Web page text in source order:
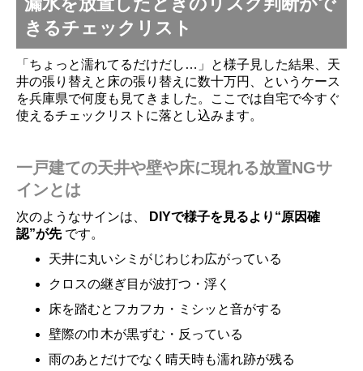
きるチェックリスト
「ちょっと濡れてるだけだし…」と様子見した結果、天
井の張り替えと床の張り替えに数十万円、というケース
を兵庫県で何度も見てきました。ここでは自宅で今すぐ
使えるチェックリストに落とし込みます。
一戸建ての天井や壁や床に現れる放置NGサ
インとは
次のようなサインは、
DIYで様子を見るより“原因確
認”が先です。
天井に丸いシミがじわじわ広がっている
クロスの継ぎ目が波打つ・浮く
床を踏むとフカフカ・ミシッと音がする
壁際の巾木が黒ずむ・反っている
雨のあとだけでなく晴天時も濡れ跡が残る